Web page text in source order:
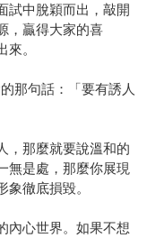
試中脫穎而出，敲開
，贏得大家的喜
。
那句話：「要有誘人
，那麼就要說溫和的
無是處，那麼你展現
徹底損毀。
內心世界。如果不想